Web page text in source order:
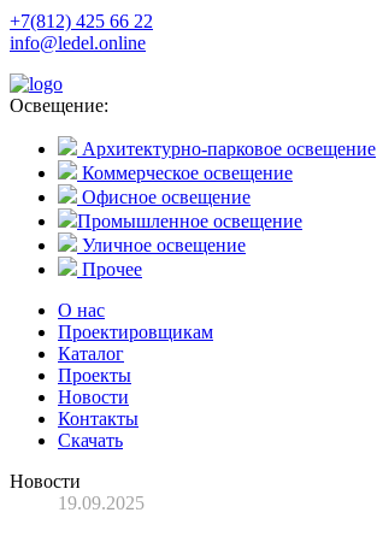
+7(812) 425 66 22
info@ledel.online
Освещение:
Архитектурно-парковое освещение
Коммерческое освещение
Офисное освещение
Промышленное освещение
Уличное освещение
Прочее
О нас
Проектировщикам
Каталог
Проекты
Новости
Контакты
Скачать
Новости
19.09.2025